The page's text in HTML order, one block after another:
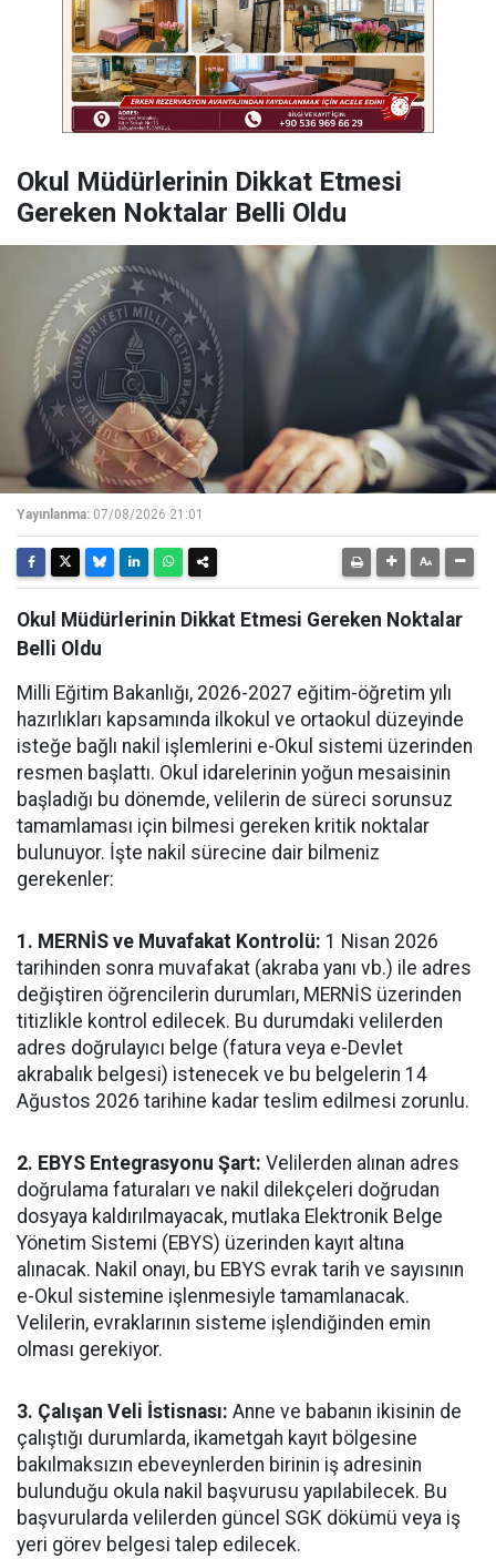
Okul Müdürlerinin Dikkat Etmesi
Gereken Noktalar Belli Oldu
Yayınlanma: 07/08/2026 21:01
Okul Müdürlerinin Dikkat Etmesi Gereken Noktalar
Belli Oldu
Milli Eğitim Bakanlığı, 2026-2027 eğitim-öğretim yılı
hazırlıkları kapsamında ilkokul ve ortaokul düzeyinde
isteğe bağlı nakil işlemlerini e-Okul sistemi üzerinden
resmen başlattı. Okul idarelerinin yoğun mesaisinin
başladığı bu dönemde, velilerin de süreci sorunsuz
tamamlaması için bilmesi gereken kritik noktalar
bulunuyor. İşte nakil sürecine dair bilmeniz
gerekenler:
1. MERNİS ve Muvafakat Kontrolü: 1 Nisan 2026
tarihinden sonra muvafakat (akraba yanı vb.) ile adres
değiştiren öğrencilerin durumları, MERNİS üzerinden
titizlikle kontrol edilecek. Bu durumdaki velilerden
adres doğrulayıcı belge (fatura veya e-Devlet
akrabalık belgesi) istenecek ve bu belgelerin 14
Ağustos 2026 tarihine kadar teslim edilmesi zorunlu.
2. EBYS Entegrasyonu Şart: Velilerden alınan adres
doğrulama faturaları ve nakil dilekçeleri doğrudan
dosyaya kaldırılmayacak, mutlaka Elektronik Belge
Yönetim Sistemi (EBYS) üzerinden kayıt altına
alınacak. Nakil onayı, bu EBYS evrak tarih ve sayısının
e-Okul sistemine işlenmesiyle tamamlanacak.
Velilerin, evraklarının sisteme işlendiğinden emin
olması gerekiyor.
3. Çalışan Veli İstisnası: Anne ve babanın ikisinin de
çalıştığı durumlarda, ikametgah kayıt bölgesine
bakılmaksızın ebeveynlerden birinin iş adresinin
bulunduğu okula nakil başvurusu yapılabilecek. Bu
başvurularda velilerden güncel SGK dökümü veya iş
yeri görev belgesi talep edilecek.